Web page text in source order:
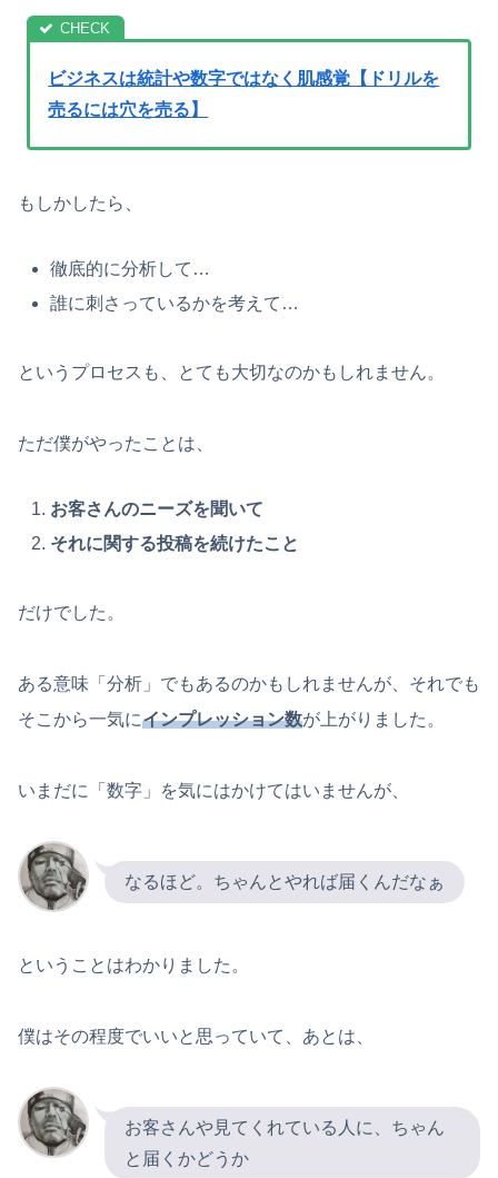
ビジネスは統計や数字ではなく肌感覚【ドリルを
売るには穴を売る】
もしかしたら、
徹底的に分析して…
誰に刺さっているかを考えて…
というプロセスも、とても大切なのかもしれません。
ただ僕がやったことは、
お客さんのニーズを聞いて
それに関する投稿を続けたこと
だけでした。
ある意味「分析」でもあるのかもしれませんが、それでも
そこから一気にインプレッション数が上がりました。
いまだに「数字」を気にはかけてはいませんが、
なるほど。ちゃんとやれば届くんだなぁ
ということはわかりました。
僕はその程度でいいと思っていて、あとは、
お客さんや見てくれている人に、ちゃん
と届くかどうか